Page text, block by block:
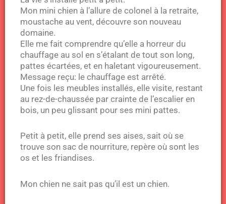
Mon mini chien à l’allure de colonel à la retraite,
moustache au vent, découvre son nouveau
domaine.
Elle me fait comprendre qu’elle a horreur du
chauffage au sol en s’étalant de tout son long,
pattes écartées, et en haletant vigoureusement.
Message reçu: le chauffage est arrêté.
Une fois les meubles installés, elle visite, restant
au rez-de-chaussée par crainte de l’escalier en
bois, un peu glissant pour ses mini pattes.
Petit à petit, elle prend ses aises, sait où se
trouve son sac de nourriture, repère où sont les
os et les friandises.
Mon chien ne sait pas qu’il est un chien.